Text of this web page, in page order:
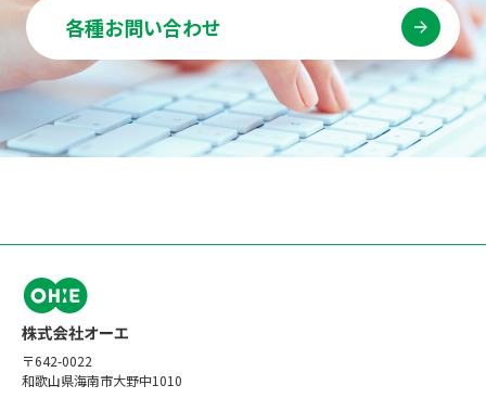
各種お問い合わせ
〒642-0022
和歌山県海南市大野中1010